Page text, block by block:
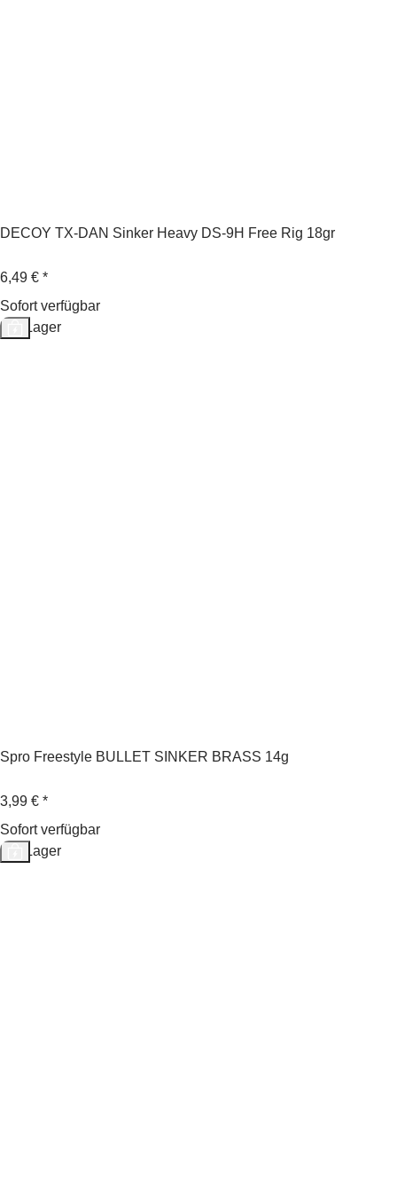
DECOY TX-DAN Sinker Heavy DS-9H Free Rig 18gr
6,49 € *
Sofort verfügbar
Auf Lager
Spro Freestyle BULLET SINKER BRASS 14g
3,99 € *
Sofort verfügbar
Auf Lager